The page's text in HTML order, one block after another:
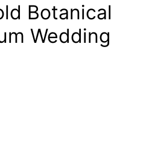
Botanical
Wedding